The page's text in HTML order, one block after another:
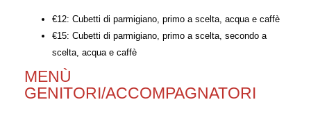
€12: Cubetti di parmigiano, primo a scelta, acqua e caffè
€15: Cubetti di parmigiano, primo a scelta, secondo a
scelta, acqua e caffè
MENÙ
GENITORI/ACCOMPAGNATORI